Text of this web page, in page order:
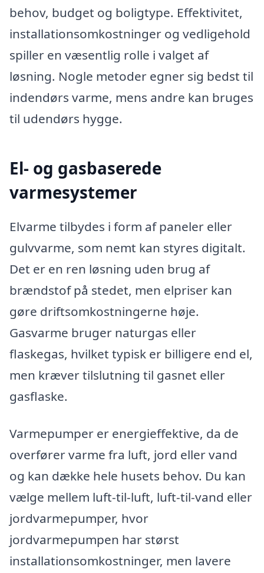
behov, budget og boligtype. Effektivitet,
installationsomkostninger og vedligehold
spiller en væsentlig rolle i valget af
løsning. Nogle metoder egner sig bedst til
indendørs varme, mens andre kan bruges
til udendørs hygge.
El- og gasbaserede
varmesystemer
Elvarme tilbydes i form af paneler eller
gulvvarme, som nemt kan styres digitalt.
Det er en ren løsning uden brug af
brændstof på stedet, men elpriser kan
gøre driftsomkostningerne høje.
Gasvarme bruger naturgas eller
flaskegas, hvilket typisk er billigere end el,
men kræver tilslutning til gasnet eller
gasflaske.
Varmepumper er energieffektive, da de
overfører varme fra luft, jord eller vand
og kan dække hele husets behov. Du kan
vælge mellem luft-til-luft, luft-til-vand eller
jordvarmepumper, hvor
jordvarmepumpen har størst
installationsomkostninger, men lavere